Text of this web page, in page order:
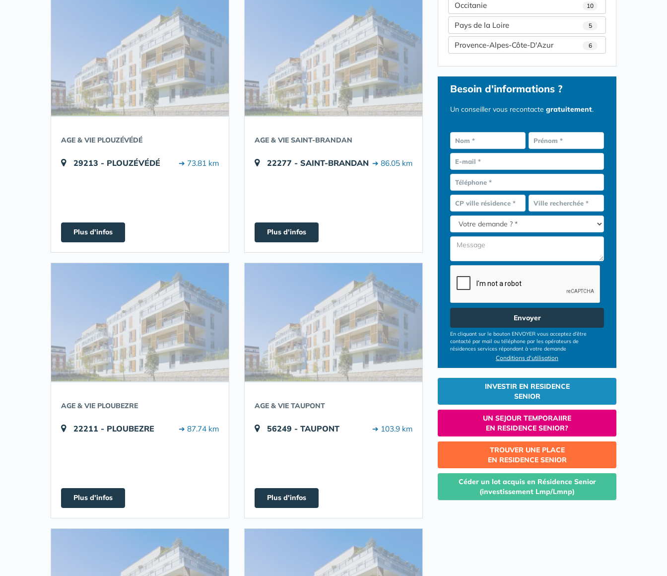
AGE & VIE PLOUZÉVÉDÉ
29213 - PLOUZÉVÉDÉ ➔ 73.81 km
Plus d'infos
AGE & VIE SAINT-BRANDAN
22277 - SAINT-BRANDAN ➔ 86.05 km
Plus d'infos
AGE & VIE PLOUBEZRE
22211 - PLOUBEZRE ➔ 87.74 km
Plus d'infos
AGE & VIE TAUPONT
56249 - TAUPONT ➔ 103.9 km
Plus d'infos
Occitanie 10
Pays de la Loire 5
Provence-Alpes-Côte-D'Azur 6
Besoin d'informations ?
Un conseiller vous recontacte gratuitement.
Nom * Prénom *
E-mail *
Téléphone *
CP ville résidence * Ville recherchée *
Envoyer
En cliquant sur le bouton ENVOYER vous acceptez d’être
contacté par mail ou téléphone par les opérateurs de
résidences services répondant à votre demande
Conditions d'utilisation
INVESTIR EN RESIDENCE
SENIOR
UN SEJOUR TEMPORAIIRE
EN RESIDENCE SENIOR?
TROUVER UNE PLACE
EN RESIDENCE SENIOR
Céder un lot acquis en Résidence Senior
(investissement Lmp/Lmnp)